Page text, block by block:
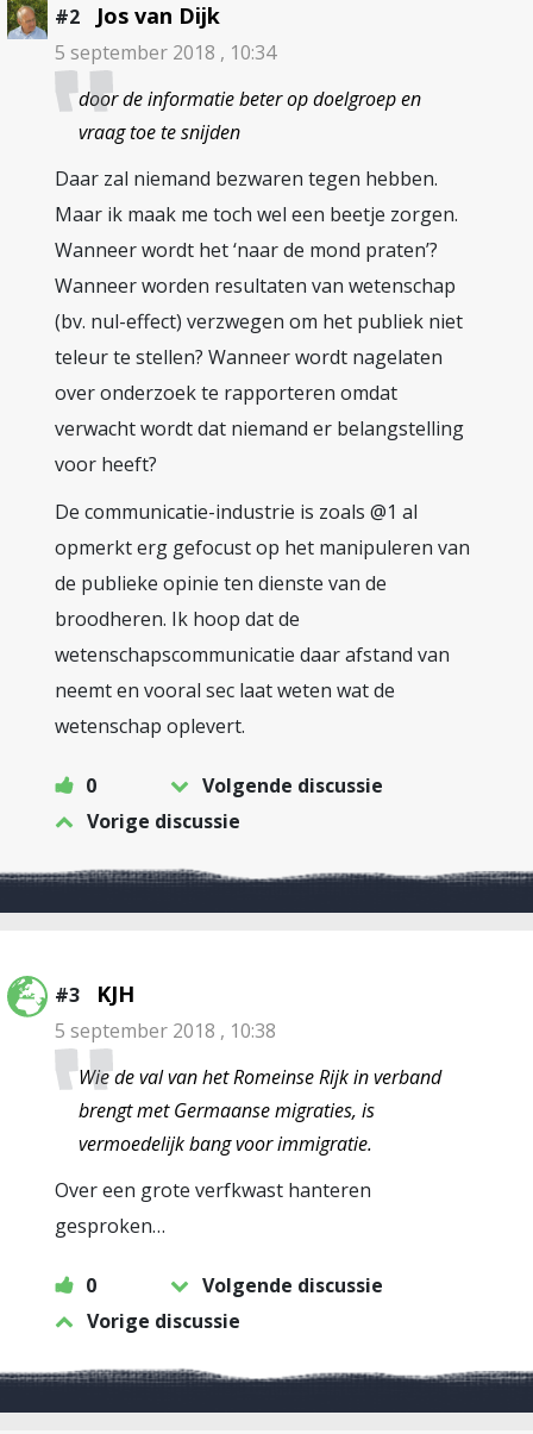
#2 Jos van Dijk
5 september 2018 , 10:34
door de informatie beter op doelgroep en
vraag toe te snijden
Daar zal niemand bezwaren tegen hebben.
Maar ik maak me toch wel een beetje zorgen.
Wanneer wordt het ‘naar de mond praten’?
Wanneer worden resultaten van wetenschap
(bv. nul-effect) verzwegen om het publiek niet
teleur te stellen? Wanneer wordt nagelaten
over onderzoek te rapporteren omdat
verwacht wordt dat niemand er belangstelling
voor heeft?
De communicatie-industrie is zoals @1 al
opmerkt erg gefocust op het manipuleren van
de publieke opinie ten dienste van de
broodheren. Ik hoop dat de
wetenschapscommunicatie daar afstand van
neemt en vooral sec laat weten wat de
wetenschap oplevert.
0
Volgende discussie
Vorige discussie
#3 KJH
5 september 2018 , 10:38
Wie de val van het Romeinse Rijk in verband
brengt met Germaanse migraties, is
vermoedelijk bang voor immigratie.
Over een grote verfkwast hanteren
gesproken…
0
Volgende discussie
Vorige discussie